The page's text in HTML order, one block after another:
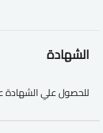
الشهادة
للحصول علي الشهادة